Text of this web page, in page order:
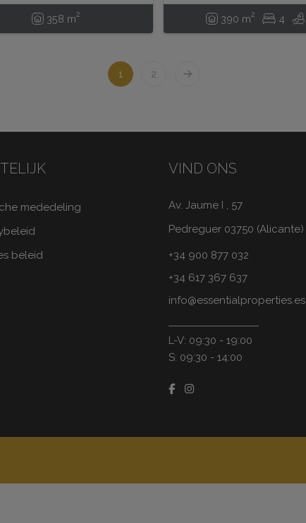
358 m2 390 m2 4
1 2
mededeling
beleid
VIND ONS
Av. Jaume I , 57
Pedreguer 03750 (Alicante)
+34 900 877 032
+34 617 367 637
info@essentialproperties.es
L-V: 09:30 - 19:00
S: 09:30 - 14:00